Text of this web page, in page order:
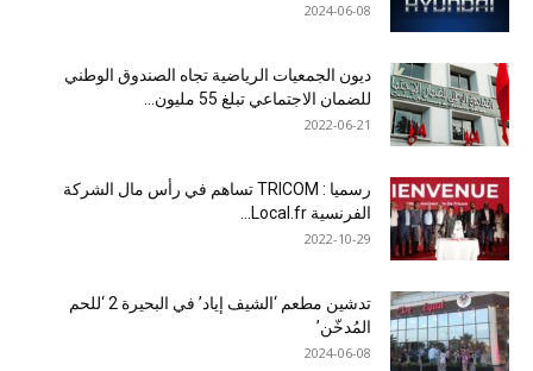
2024-06-08
ديون الجمعيات الرياضية تجاه الصندوق الوطني
للضمان الاجتماعي تبلغ 55 مليون...
2022-06-21
رسميا : TRICOM تساهم في رأس مال الشركة
الفرنسية Local.fr...
2022-10-29
تدشين مطعم ‘الشيف إياد’ في البحيرة 2 ‘للحم
المُدخّن’
2024-06-08